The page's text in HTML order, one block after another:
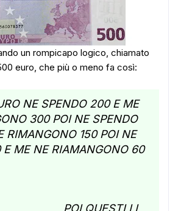
un rompicapo logico, chiamato
euro, che più o meno fa così:
NE SPENDO 200 E ME
300 POI NE SPENDO
RIMANGONO 150 POI NE
E ME NE RIAMANGONO 60
POI QUESTI LI